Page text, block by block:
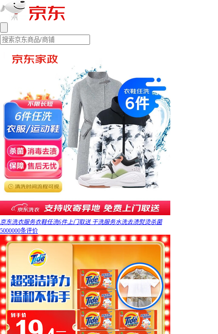
京东洗衣服务衣鞋任洗6件上门取送 干洗服务水洗去渍熨烫杀菌
5000000条评价